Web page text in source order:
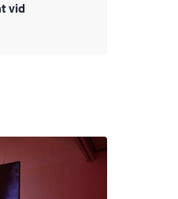
vid